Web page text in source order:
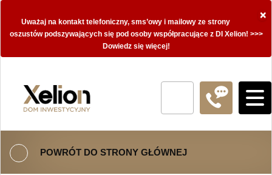
×
Uważaj na kontakt telefoniczny, sms’owy i mailowy ze strony
oszustów podszywających się pod osoby współpracujące z DI Xelion! >>>
Dowiedz się więcej!
POWRÓT DO STRONY GŁÓWNEJ